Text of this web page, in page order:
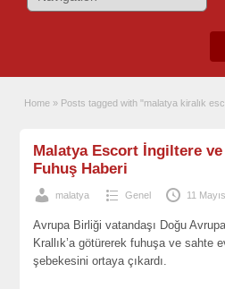
Home » Posts tagged with "malatya kiralık
Malatya Escort İngiltere
Fuhuş Haberi
malatya Genel 11
Avrupa Birliği vatandaşı Doğu
Krallık’a götürerek fuhuşa ve sahte
şebekesini ortaya çıkardı.